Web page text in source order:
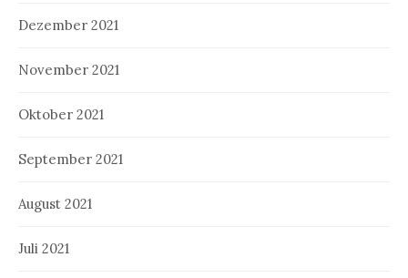
Dezember 2021
November 2021
Oktober 2021
September 2021
August 2021
Juli 2021